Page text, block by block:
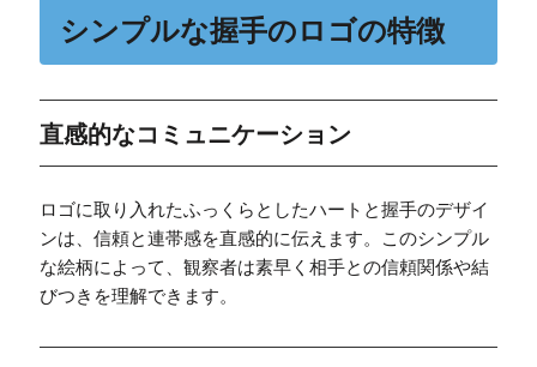
シンプルな握手のロゴの特徴
直感的なコミュニケーション
ロゴに取り入れたふっくらとしたハートと握手のデザイ
ンは、信頼と連帯感を直感的に伝えます。このシンプル
な絵柄によって、観察者は素早く相手との信頼関係や結
びつきを理解できます。